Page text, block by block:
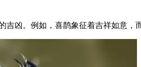
吉凶。例如，喜鹊象征着吉祥如意，